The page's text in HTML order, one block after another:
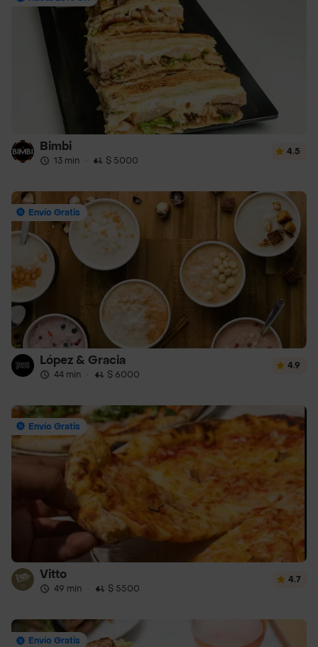
Bimbi
13 min · $ 5000
4.5
Envío Gratis
López & Gracia
44 min · $ 6000
4.9
Envío Gratis
Vitto
49 min · $ 5500
4.7
Envío Gratis